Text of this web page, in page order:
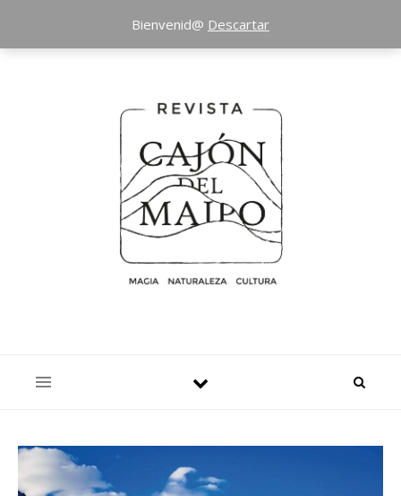
Bienvenid@ Descartar